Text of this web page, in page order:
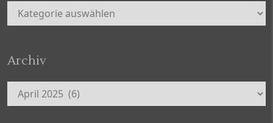
Kategorien
Archiv
Archiv